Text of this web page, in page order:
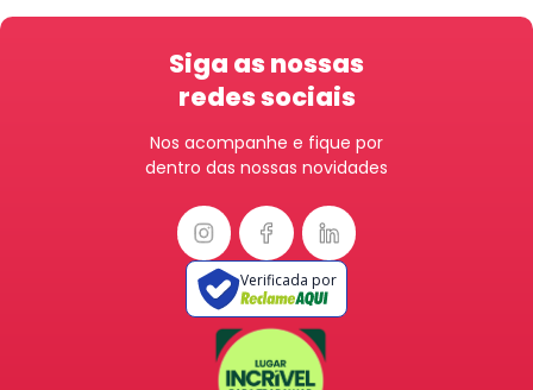
Siga as nossas
redes sociais
Nos acompanhe e fique por
dentro das nossas novidades
Verificada por